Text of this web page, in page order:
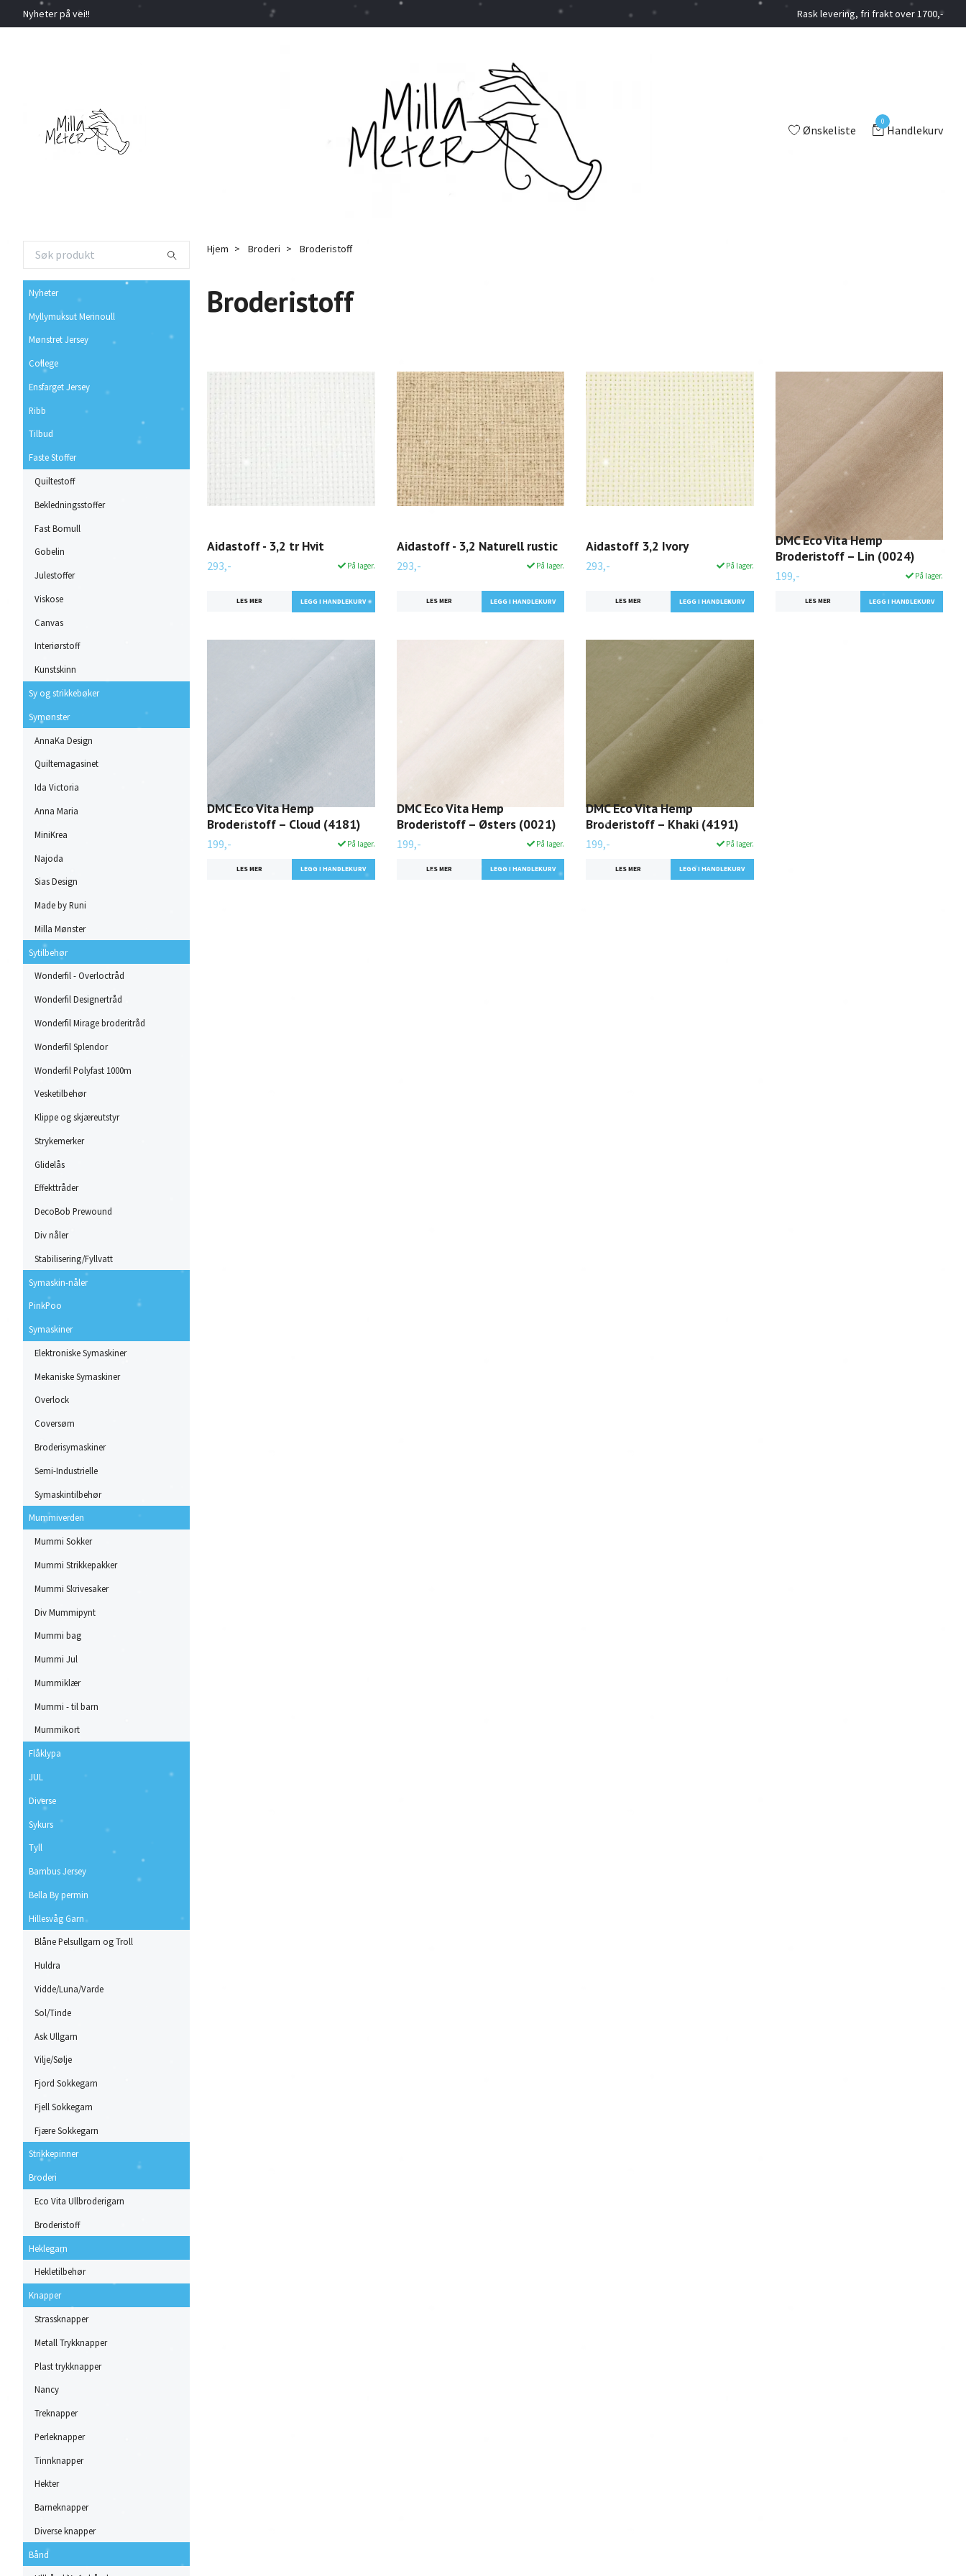
Nyheter på vei!! Rask levering, fri frakt over 1700,-
Ønskeliste
0
Handlekurv
Nyheter
Myllymuksut Merinoull
Mønstret Jersey
College
Ensfarget Jersey
Ribb
Tilbud
Faste Stoffer
Quiltestoff
Bekledningsstoffer
Fast Bomull
Gobelin
Julestoffer
Viskose
Canvas
Interiørstoff
Kunstskinn
Sy og strikkebøker
Symønster
AnnaKa Design
Quiltemagasinet
Ida Victoria
Anna Maria
MiniKrea
Najoda
Sias Design
Made by Runi
Milla Mønster
Sytilbehør
Wonderfil - Overloctråd
Wonderfil Designertråd
Wonderfil Mirage broderitråd
Wonderfil Splendor
Wonderfil Polyfast 1000m
Vesketilbehør
Klippe og skjæreutstyr
Strykemerker
Glidelås
Effekttråder
DecoBob Prewound
Div nåler
Stabilisering/Fyllvatt
Symaskin-nåler
PinkPoo
Symaskiner
Elektroniske Symaskiner
Mekaniske Symaskiner
Overlock
Coversøm
Broderisymaskiner
Semi-Industrielle
Symaskintilbehør
Mummiverden
Mummi Sokker
Mummi Strikkepakker
Mummi Skrivesaker
Div Mummipynt
Mummi bag
Mummi Jul
Mummiklær
Mummi - til barn
Mummikort
Flåklypa
JUL
Diverse
Sykurs
Tyll
Bambus Jersey
Bella By permin
Hillesvåg Garn
Blåne Pelsullgarn og Troll
Huldra
Vidde/Luna/Varde
Sol/Tinde
Ask Ullgarn
Vilje/Sølje
Fjord Sokkegarn
Fjell Sokkegarn
Fjære Sokkegarn
Strikkepinner
Broderi
Eco Vita Ullbroderigarn
Broderistoff
Heklegarn
Hekletilbehør
Knapper
Strassknapper
Metall Trykknapper
Plast trykknapper
Nancy
Treknapper
Perleknapper
Tinnknapper
Hekter
Barneknapper
Diverse knapper
Bånd
Hjem Broderi Broderistoff
Broderistoff
Aidastoff - 3,2 tr Hvit
293,- På lager.
LES MER
Aidastoff - 3,2 Naturell rustic
293,- På lager.
LES MER
Aidastoff 3,2 Ivory
293,- På lager.
LES MER
DMC Eco Vita Hemp
Broderistoff – Lin (0024)
199,- På lager.
LES MER
DMC Eco Vita Hemp
Broderistoff – Cloud (4181)
199,- På lager.
LES MER
DMC Eco Vita Hemp
Broderistoff – Østers (0021)
199,- På lager.
LES MER
DMC Eco Vita Hemp
Broderistoff – Khaki (4191)
199,- På lager.
LES MER